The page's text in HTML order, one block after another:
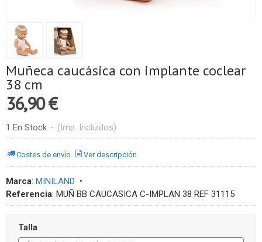
Muñeca caucásica con implante coclear
38 cm
36,90 €
1 En Stock - (Imp. Incluidos)
Costes de envío Ver descripción
Marca: MINILAND •
Referencia: MUÑ BB CAUCASICA C-IMPLAN 38 REF 31115
Talla